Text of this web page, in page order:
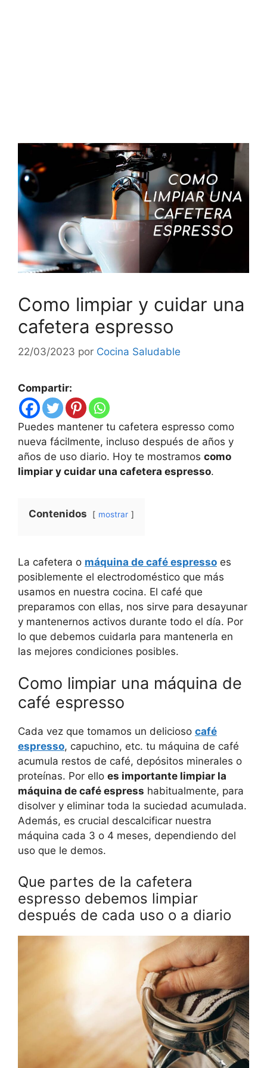
Como limpiar y cuidar una
cafetera espresso
22/03/2023 por Cocina Saludable
Compartir:
Puedes mantener tu cafetera espresso como
nueva fácilmente, incluso después de años y
años de uso diario. Hoy te mostramos como
limpiar y cuidar una cafetera espresso.
Contenidos mostrar
La cafetera o máquina de café espresso es
posiblemente el electrodoméstico que más
usamos en nuestra cocina. El café que
preparamos con ellas, nos sirve para desayunar
y mantenernos activos durante todo el día. Por
lo que debemos cuidarla para mantenerla en
las mejores condiciones posibles.
Como limpiar una máquina de
café espresso
Cada vez que tomamos un delicioso café
espresso, capuchino, etc. tu máquina de café
acumula restos de café, depósitos minerales o
proteínas. Por ello es importante limpiar la
máquina de café espress habitualmente, para
disolver y eliminar toda la suciedad acumulada.
Además, es crucial descalcificar nuestra
máquina cada 3 o 4 meses, dependiendo del
uso que le demos.
Que partes de la cafetera
espresso debemos limpiar
después de cada uso o a diario